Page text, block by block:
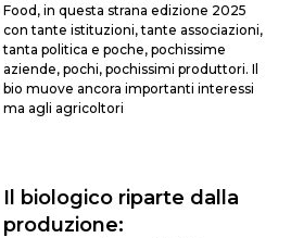
Food, in questa strana edizione 2025
con tante istituzioni, tante associazioni,
tanta politica e poche, pochissime
aziende, pochi, pochissimi produttori. Il
bio muove ancora importanti interessi
ma agli agricoltori
Il biologico riparte dalla
produzione: